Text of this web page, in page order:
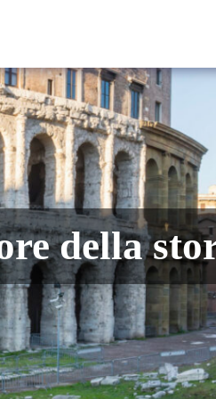
fare
della